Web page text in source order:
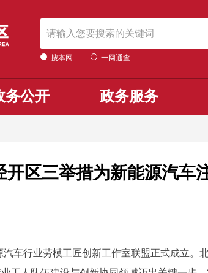
搜本网 一网通查
务公开 政务服务
开区三举措为新能源汽车
行业劳模工匠创新工作室联盟正式成立。